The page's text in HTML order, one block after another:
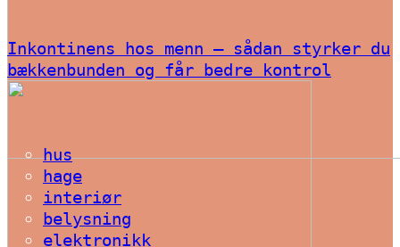
Inkontinens hos menn – sådan styrker du
bækkenbunden og får bedre kontrol
hus
hage
interiør
belysning
elektronikk